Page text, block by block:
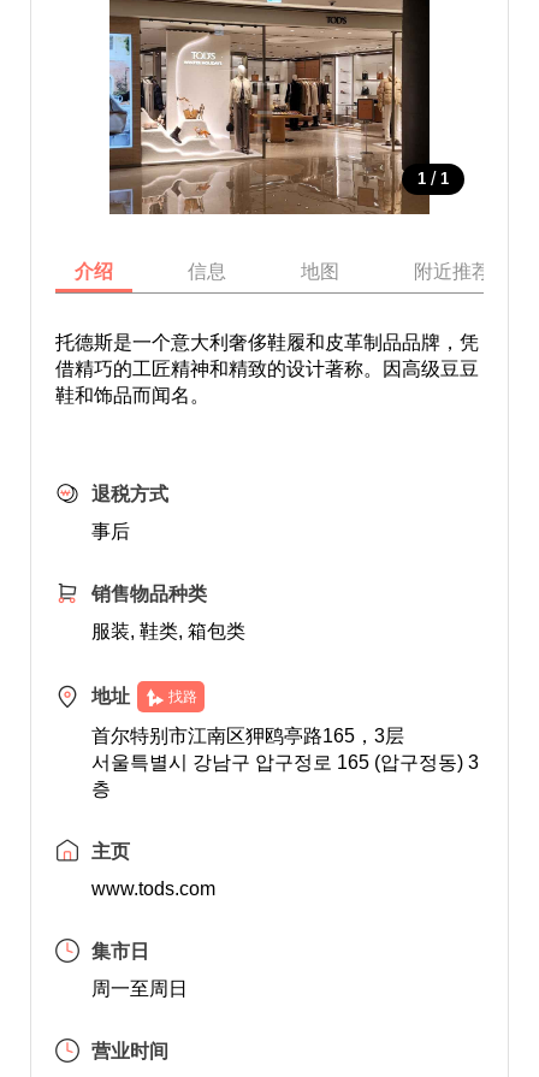
1 / 1
介绍 信息 地图 附近推荐景点
托德斯是一个意大利奢侈鞋履和皮革制品品牌，凭
借精巧的工匠精神和精致的设计著称。因高级豆豆
鞋和饰品而闻名。
退税方式
事后
销售物品种类
服装, 鞋类, 箱包类
地址 找路
首尔特别市江南区狎鸥亭路165，3层
서울특별시 강남구 압구정로 165 (압구정동) 3
층
主页
www.tods.com
集市日
周一至周日
营业时间